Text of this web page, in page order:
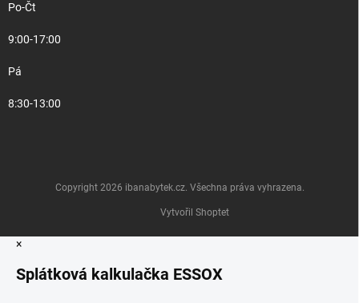
Po-Čt
9:00-17:00
Pá
8:30-13:00
Vytvořil Shoptet
Copyright 2026 ibanabytek.cz. Všechna práva vyhrazena.
×
Splátková kalkulačka ESSOX